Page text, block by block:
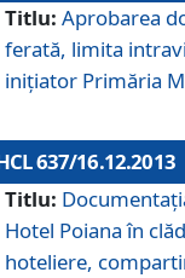
Titlu: Aprobarea
ferată, limita
iniţiator Primăria
637/16.12.2013
Titlu:
Hotel Poiana în
hoteliere,